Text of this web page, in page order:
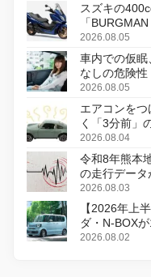
スズキの
「
変更し、8月
2026.08.05
車内での仮
なしの危険性
2026.08.05
エアコンを
く「3分前」
2026.08.04
令和8年熊本
の走行データ
2026.08.03
【2026年上
ダ・N-BOX
感
2026.08.02